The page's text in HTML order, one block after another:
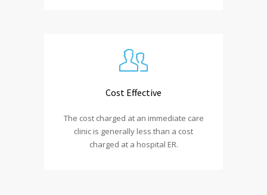
Cost Effective
The cost charged at an immediate care
clinic is generally less than a cost
charged at a hospital ER.